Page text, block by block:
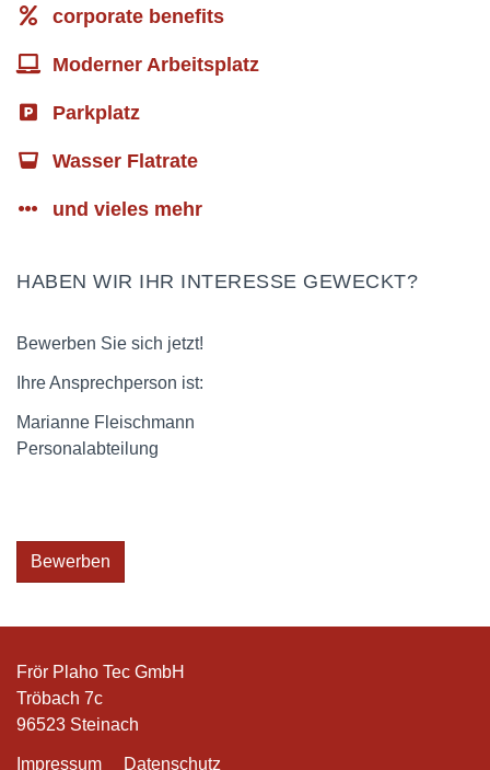
corporate benefits
Moderner Arbeitsplatz
Parkplatz
Wasser Flatrate
und vieles mehr
HABEN WIR IHR INTERESSE GEWECKT?
Bewerben Sie sich jetzt!
Ihre Ansprechperson ist:
Marianne Fleischmann
Personalabteilung
Bewerben
Frör Plaho Tec GmbH
Tröbach 7c
96523 Steinach
Impressum Datenschutz